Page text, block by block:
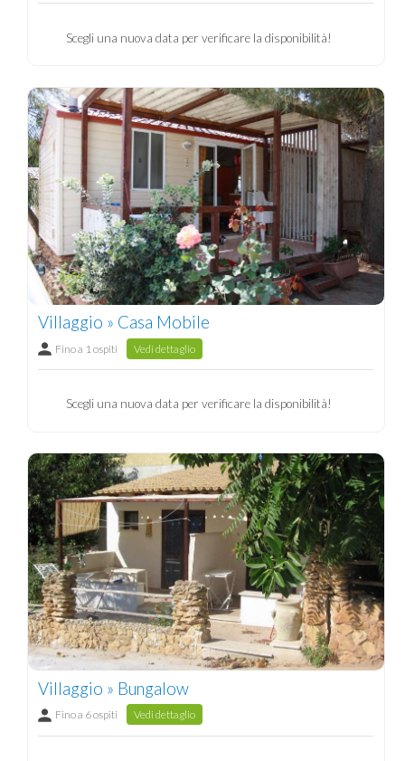
Scegli una nuova data per verificare la disponibilità!
Villaggio » Casa Mobile
Fino a 1 ospiti Vedi dettaglio
Scegli una nuova data per verificare la disponibilità!
Villaggio » Bungalow
Fino a 6 ospiti Vedi dettaglio